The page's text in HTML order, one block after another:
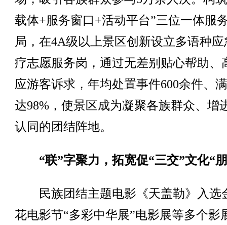
载体+服务窗口+活动平台”三位一体服
局，在4A级以上景区创新设立多语种应
疗志愿服务岗，通过无差别贴心帮助、
应游客诉求，年均处置事件600余件、
达98%，使景区成为凝聚各族群众、增
认同的团结阵地。
“联”字聚力，拓宽促“三交”文化“
民族团结主题电影《天盖勒》入选
花电影节“多彩中华展”电影展等多个影